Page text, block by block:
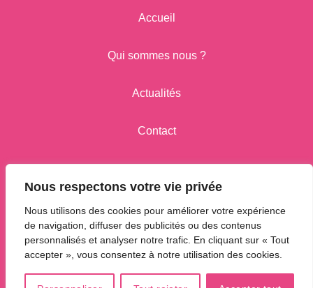
Nous respectons votre vie privée
Nous utilisons des cookies pour améliorer votre expérience
de navigation, diffuser des publicités ou des contenus
personnalisés et analyser notre trafic. En cliquant sur « Tout
accepter », vous consentez à notre utilisation des cookies.
Accueil
Qui sommes nous ?
Actualités
Contact
Conditions générales de vente
Politique de protection des données
Mentions Légales